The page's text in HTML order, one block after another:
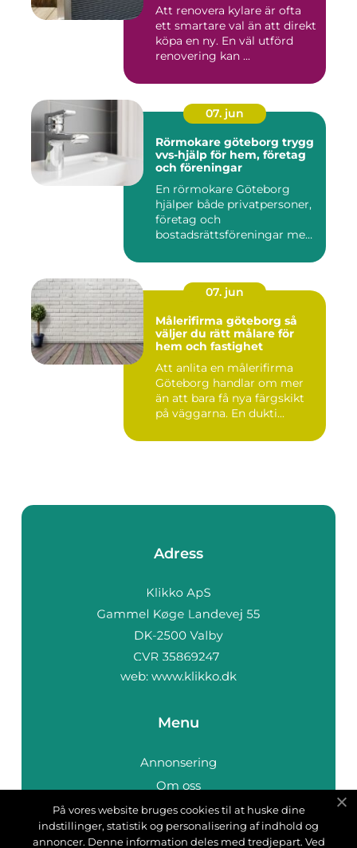
Att renovera kylare är ofta
ett smartare val än att direkt
köpa en ny. En väl utförd
renovering kan ...
07. jun
Rörmokare göteborg trygg
vvs-hjälp för hem, företag
och föreningar
En rörmokare Göteborg
hjälper både privatpersoner,
företag och
bostadsrättsföreningar med
07. jun
Målerifirma göteborg så
väljer du rätt målare för
hem och fastighet
Att anlita en målerifirma
Göteborg handlar om mer
än att bara få nya färgskikt
på väggarna. En dukti...
Adress
web: www.klikko.dk
Menu
Annonsering
Om oss
Cookies
Kontakta oss
På vores website bruges cookies til at huske dine
indstillinger, statistik og personalisering af indhold og
annoncer. Denne information deles med tredjepart. Ved